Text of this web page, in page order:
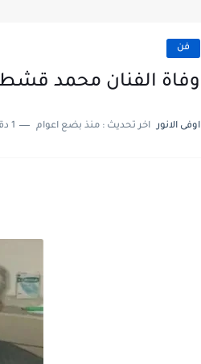
فن
وفاة الفنان محمد
اوفى الانور اخر تحديث : منذ بضع اعوام 1 دقائق للقراءة